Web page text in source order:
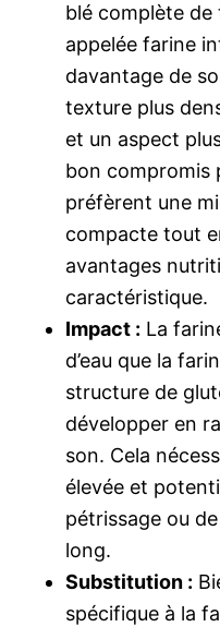
blé complète de
appelée farine
davantage de
texture plus
et un aspect
bon compromis
préfèrent une
compacte tout
avantages
caractéristique.
Impact : La
d’eau que la
structure de
développer en
son. Cela
élevée et
pétrissage ou
long.
Substitution :
spécifique à la